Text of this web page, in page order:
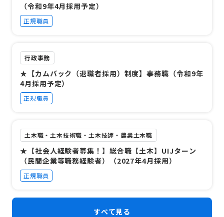
（令和9年4月採用予定）
正規職員
行政事務
★【カムバック（退職者採用）制度】事務職（令和9年
4月採用予定）
正規職員
土木職・土木技術職・土木技師・農業土木職
★【社会人経験者募集！】総合職【土木】UIJターン
（民間企業等職務経験者）（2027年4月採用）
正規職員
すべて見る